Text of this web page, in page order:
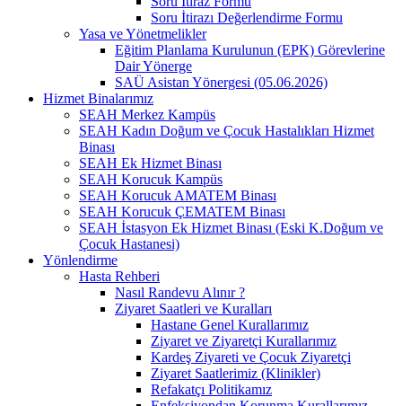
Soru İtirazı Değerlendirme Formu
Yasa ve Yönetmelikler
Eğitim Planlama Kurulunun (EPK) Görevlerine
Dair Yönerge
SAÜ Asistan Yönergesi (05.06.2026)
Hizmet Binalarımız
SEAH Merkez Kampüs
SEAH Kadın Doğum ve Çocuk Hastalıkları Hizmet
Binası
SEAH Ek Hizmet Binası
SEAH Korucuk Kampüs
SEAH Korucuk AMATEM Binası
SEAH Korucuk ÇEMATEM Binası
SEAH İstasyon Ek Hizmet Binası (Eski K.Doğum ve
Çocuk Hastanesi)
Yönlendirme
Hasta Rehberi
Nasıl Randevu Alınır ?
Ziyaret Saatleri ve Kuralları
Hastane Genel Kurallarımız
Ziyaret ve Ziyaretçi Kurallarımız
Kardeş Ziyareti ve Çocuk Ziyaretçi
Ziyaret Saatlerimiz (Klinikler)
Refakatçı Politikamız